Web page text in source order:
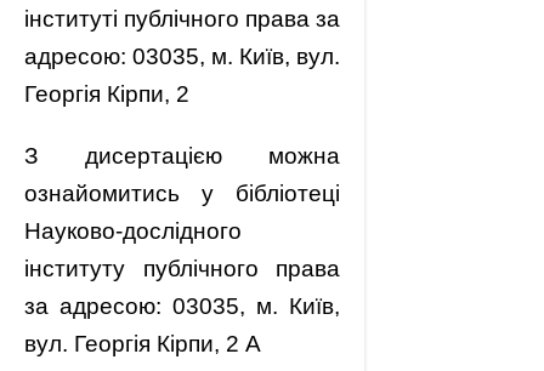
інституті публічного права за
адресою: 03035, м. Київ, вул.
Георгія Кірпи, 2
З дисертацією можна
ознайомитись у бібліотеці
Науково-дослідного
інституту публічного права
за адресою: 03035, м. Київ,
вул. Георгія Кірпи, 2 А